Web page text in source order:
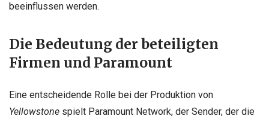
beeinflussen werden.
Die Bedeutung der beteiligten
Firmen und Paramount
Eine entscheidende Rolle bei der Produktion von
Yellowstone spielt Paramount Network, der Sender, der die